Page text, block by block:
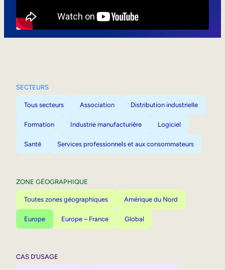
SECTEURS
Tous secteurs Association Distribution industrielle
Formation Industrie manufacturière Logiciel
Santé Services professionnels et aux consommateurs
ZONE GÉOGRAPHIQUE
Toutes zones géographiques Amérique du Nord
Europe Europe – France Global
CAS D’USAGE